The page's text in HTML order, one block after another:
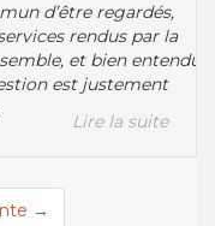
d’être regardés,
rendus par la
et bien entendu
est justement
Lire la suite
→